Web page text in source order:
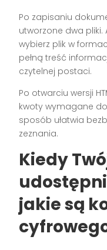
Po zapisaniu
utworzone dwa pliki.
wybierz plik w
pełną treść
czytelnej postaci.
Po otwarciu wersji
kwoty wymagane
sposób ułatwia
zeznania.
Kiedy
jakie są